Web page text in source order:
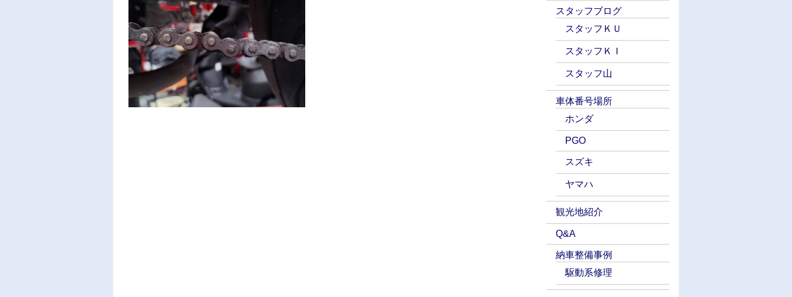
スタッフブログ
スタッフＫＵ
スタッフＫＩ
スタッフ山
車体番号場所
ホンダ
PGO
スズキ
ヤマハ
観光地紹介
Q&A
納車整備事例
駆動系修理